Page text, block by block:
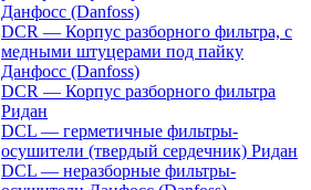
Данфосс (Danfoss)
DCR — Корпус разборного фильтра, с
медными штуцерами под пайку
Данфосс (Danfoss)
DCR — Корпус разборного фильтра
Ридан
DCL — герметичные фильтры-
осушители (твердый сердечник) Ридан
DCL — неразборные фильтры-